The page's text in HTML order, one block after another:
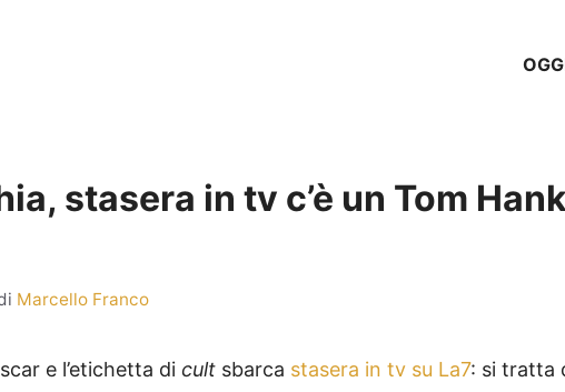
stasera in tv c’è un Tom
Marcello Franco
e l’etichetta di cult sbarca stasera in tv su La7: si tratta